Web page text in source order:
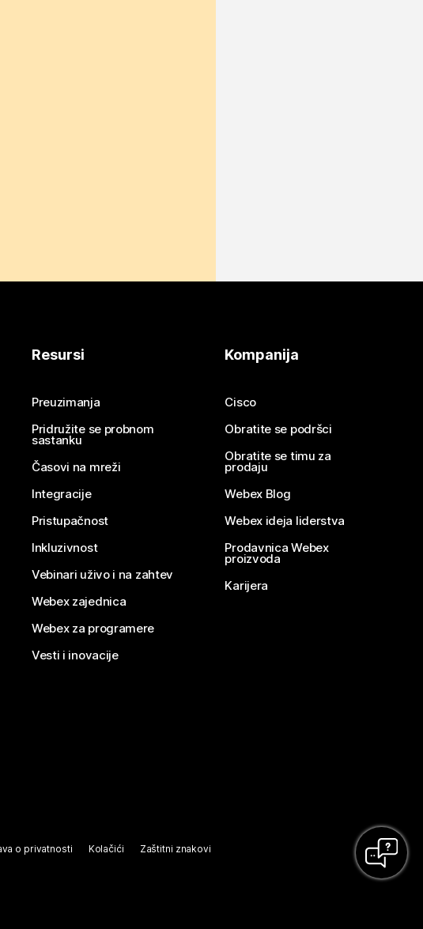
Resursi
Preuzimanja
Pridružite se probnom
sastanku
Časovi na mreži
Integracije
Pristupačnost
Inkluzivnost
Vebinari uživo i na zahtev
Webex zajednica
Webex za programere
Vesti i inovacije
Kompanija
Cisco
Obratite se podršci
Obratite se timu za
prodaju
Webex Blog
Webex ideja liderstva
Prodavnica Webex
proizvoda
Karijera
o privatnosti Kolačići Zaštitni znakovi